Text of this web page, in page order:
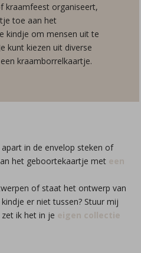
kraamfeest organiseert,
toe aan het
kindje om mensen uit te
kunt kiezen uit diverse
kraamborrelkaartje.
in de envelop steken of
het geboortekaartje met een
of staat het ontwerp van
er niet tussen? Stuur mij
ik het in je eigen collectie